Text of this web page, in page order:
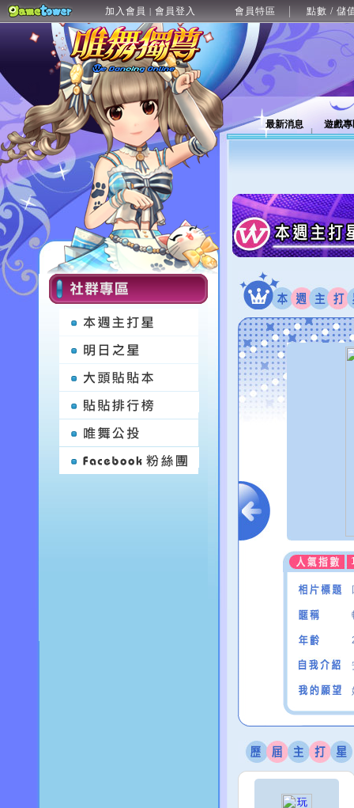
加入會員 | 會員登入 會員特區 點數 / 儲
最新消息 遊戲